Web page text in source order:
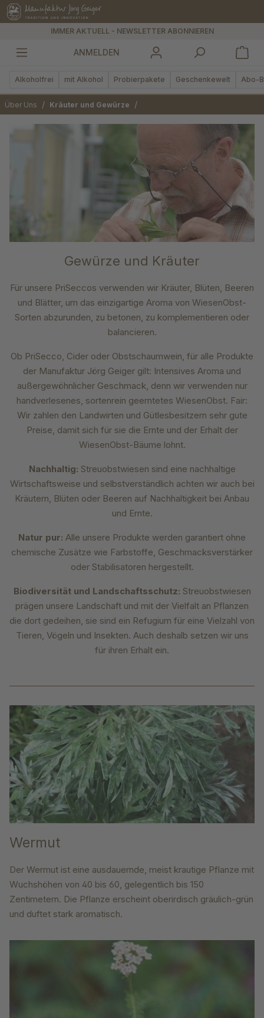
springen
IMMER AKTUELL - NEWSLETTER ABONNIEREN
ANMELDEN
Alkoholfrei mit Alkohol Probierpakete Geschenkewelt Abo-
Über Uns / Kräuter und Gewürze /
Gewürze und Kräuter
Für unsere PriSeccos verwenden wir Kräuter, Blüten, Beeren
und Blätter, um das einzigartige Aroma von WiesenObst-
Sorten abzurunden, zu betonen, zu komplementieren oder
balancieren.
Ob PriSecco, Cider oder Obstschaumwein, für alle Produkte
der Manufaktur Jörg Geiger gilt: Intensives Aroma und
außergewöhnlicher Geschmack, denn wir verwenden nur
handverlesenes, sortenrein geerntetes WiesenObst. Fair:
Wir zahlen den Landwirten und Gütlesbesitzern sehr gute
Preise, damit sich für sie die Ernte und der Erhalt der
WiesenObst-Bäume lohnt.
Nachhaltig: Streuobstwiesen sind eine nachhaltige
Wirtschaftsweise und selbstverständlich achten wir auch bei
Kräutern, Blüten oder Beeren auf Nachhaltigkeit bei Anbau
und Ernte.
Natur pur: Alle unsere Produkte werden garantiert ohne
chemische Zusätze wie Farbstoffe, Geschmacksverstärker
oder Stabilisatoren hergestellt.
Biodiversität und Landschaftsschutz: Streuobstwiesen
prägen unsere Landschaft und mit der Vielfalt an Pflanzen
die dort gedeihen, sie sind ein Refugium für eine Vielzahl von
Tieren, Vögeln und Insekten. Auch deshalb setzen wir uns
für ihren Erhalt ein.
Wermut
Der Wermut ist eine ausdauernde, meist krautige Pflanze mit
Wuchshöhen von 40 bis 60, gelegentlich bis 150
Zentimetern. Die Pflanze erscheint oberirdisch gräulich-grün
und duftet stark aromatisch.